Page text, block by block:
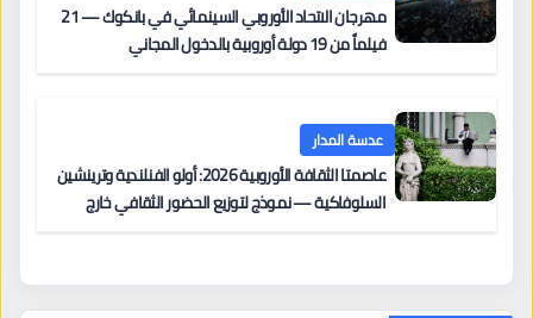
مهرجان الاتحاد الأوروبي السينمائي في بانكوك — 21
فيلماً من 19 دولة أوروبية بالدخول المجاني
عدسة المدار
عاصمتا الثقافة الأوروبية 2026: أولو الفنلندية وترينشين
السلوفاكية — نموذج لتوزيع الحضور الثقافي خارج